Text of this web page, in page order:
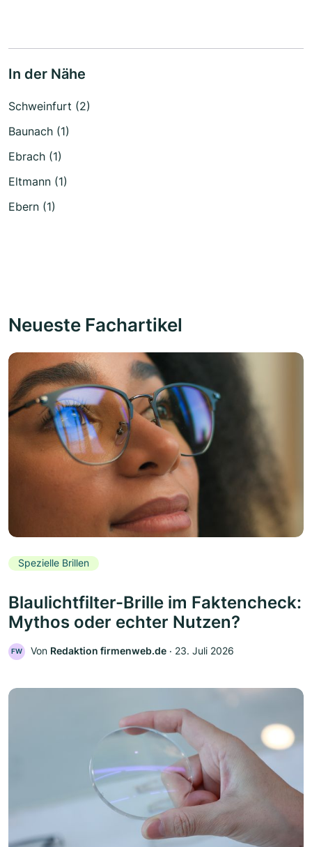
In der Nähe
Schweinfurt (2)
Baunach (1)
Ebrach (1)
Eltmann (1)
Ebern (1)
Neueste Fachartikel
Spezielle Brillen
Blaulichtfilter-Brille im Faktencheck:
Mythos oder echter Nutzen?
FW Von Redaktion firmenweb.de ‧ 23. Juli 2026